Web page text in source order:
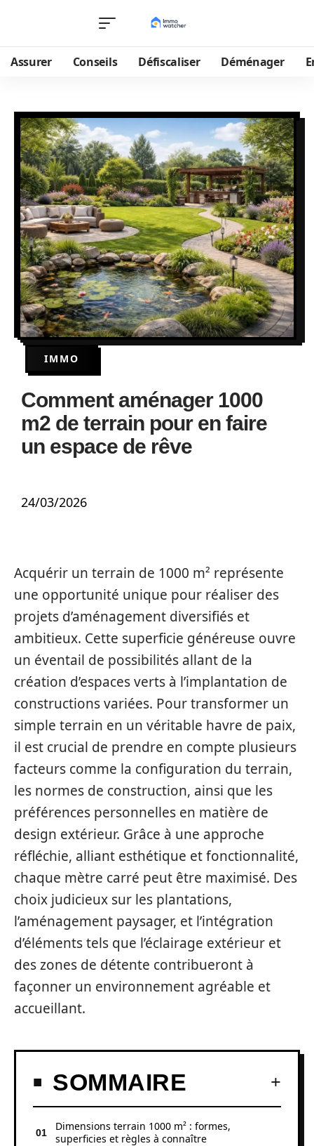
Assurer Conseils Défiscaliser Déménager
IMMO
Comment aménager 1000
m2 de terrain pour en faire
un espace de rêve
24/03/2026
Acquérir un terrain de 1000 m² représente
une opportunité unique pour réaliser des
projets d’aménagement diversifiés et
ambitieux. Cette superficie généreuse ouvre
un éventail de possibilités allant de la
création d’espaces verts à l’implantation de
constructions variées. Pour transformer un
simple terrain en un véritable havre de paix,
il est crucial de prendre en compte plusieurs
facteurs comme la configuration du terrain,
les normes de construction, ainsi que les
préférences personnelles en matière de
design extérieur. Grâce à une approche
réfléchie, alliant esthétique et fonctionnalité,
chaque mètre carré peut être maximisé. Des
choix judicieux sur les plantations,
l’aménagement paysager, et l’intégration
d’éléments tels que l’éclairage extérieur et
des zones de détente contribueront à
façonner un environnement agréable et
accueillant.
SOMMAIRE
Dimensions terrain 1000 m² : formes,
superficies et règles à connaître